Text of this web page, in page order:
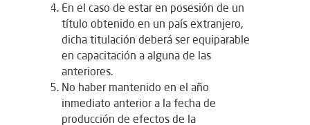
En el caso de estar en posesión de un
título obtenido en un país extranjero,
dicha titulación deberá ser equiparable
en capacitación a alguna de las
anteriores.
No haber mantenido en el año
inmediato anterior a la fecha de
producción de efectos de la